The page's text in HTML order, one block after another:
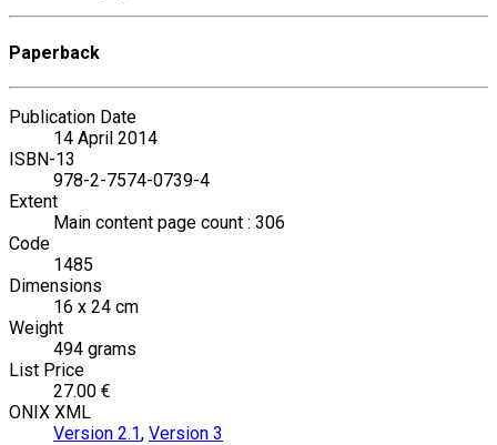
Paperback
Publication Date
14 April 2014
ISBN-13
978-2-7574-0739-4
Extent
Main content page count : 306
Code
1485
Dimensions
16 x 24 cm
Weight
494 grams
List Price
27.00 €
ONIX XML
Version 2.1, Version 3